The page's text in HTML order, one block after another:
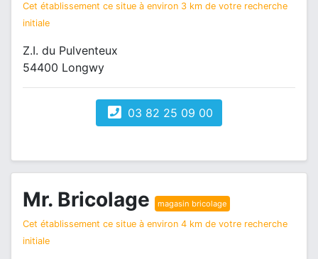
Cet établissement ce situe à environ 3 km de votre recherche
initiale
Z.I. du Pulventeux
54400 Longwy
03 82 25 09 00
Mr. Bricolage magasin bricolage
Cet établissement ce situe à environ 4 km de votre recherche
initiale